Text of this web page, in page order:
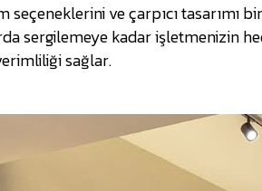
ve çarpıcı tasarımı
sergilemeye kadar işletmenizin
sağlar.